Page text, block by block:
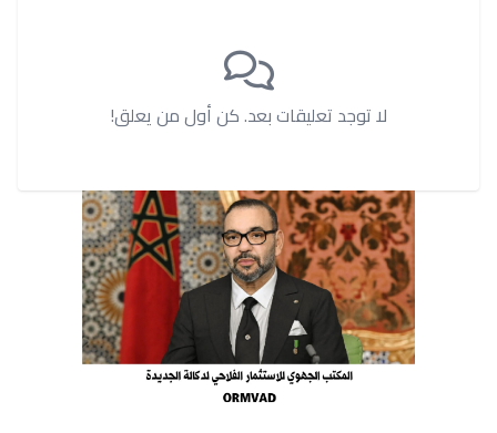
لا توجد تعليقات بعد. كن أول من يعلق!